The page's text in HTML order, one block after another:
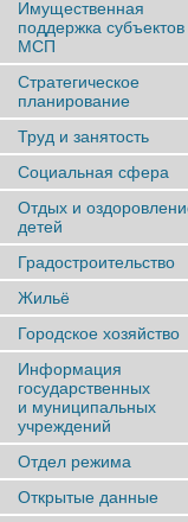
Имущественная
поддержка субъектов
МСП
Стратегическое
планирование
Труд и занятость
Социальная сфера
Отдых и
детей
Градостроительство
Жильё
Городское хозяйство
Информация
государственных
и муниципальных
учреждений
Отдел режима
Открытые данные